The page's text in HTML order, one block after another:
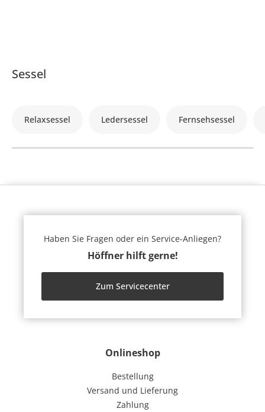
Sessel
Relaxsessel Ledersessel Fernsehsessel
Onlineshop
Bestellung
Versand und Lieferung
Zahlung
Haben Sie Fragen oder ein Service-Anliegen?
Höffner hilft gerne!
Zum Servicecenter